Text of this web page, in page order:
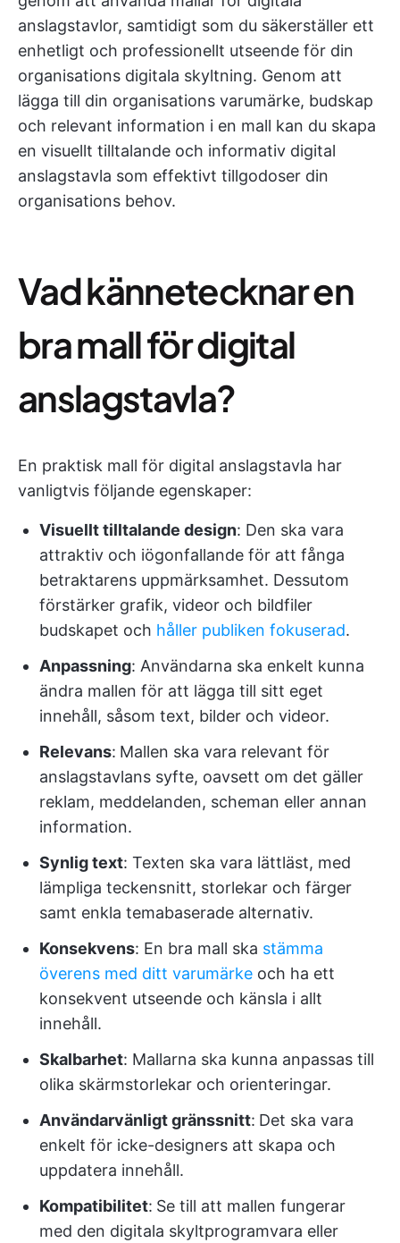
anslagstavlor, samtidigt som du säkerställer ett
enhetligt och professionellt utseende för din
organisations digitala skyltning. Genom att
lägga till din organisations varumärke, budskap
och relevant information i en mall kan du skapa
en visuellt tilltalande och informativ digital
anslagstavla som effektivt tillgodoser din
organisations behov.
Vad kännetecknar en
bra mall för digital
anslagstavla?
En praktisk mall för digital anslagstavla har
vanligtvis följande egenskaper:
Visuellt tilltalande design: Den ska vara
attraktiv och iögonfallande för att fånga
betraktarens uppmärksamhet. Dessutom
förstärker grafik, videor och bildfiler
budskapet och håller publiken fokuserad.
Anpassning: Användarna ska enkelt kunna
ändra mallen för att lägga till sitt eget
innehåll, såsom text, bilder och videor.
Relevans: Mallen ska vara relevant för
anslagstavlans syfte, oavsett om det gäller
reklam, meddelanden, scheman eller annan
information.
Synlig text: Texten ska vara lättläst, med
lämpliga teckensnitt, storlekar och färger
samt enkla temabaserade alternativ.
Konsekvens: En bra mall ska stämma
överens med ditt varumärke och ha ett
konsekvent utseende och känsla i allt
innehåll.
Skalbarhet: Mallarna ska kunna anpassas till
olika skärmstorlekar och orienteringar.
Användarvänligt gränssnitt: Det ska vara
enkelt för icke-designers att skapa och
uppdatera innehåll.
Kompatibilitet: Se till att mallen fungerar
med den digitala skyltprogramvara eller